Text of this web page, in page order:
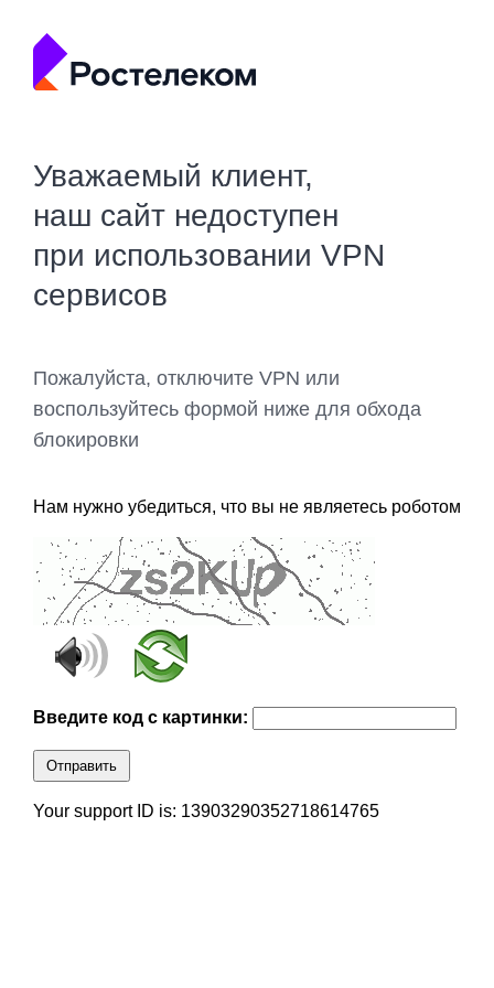
Уважаемый клиент,
наш сайт недоступен
при использовании VPN
сервисов
Пожалуйста, отключите VPN или
воспользуйтесь формой ниже для обхода
блокировки
Нам нужно убедиться, что вы не являетесь роботом
Введите код с картинки:
Отправить
Your support ID is: 13903290352718614765